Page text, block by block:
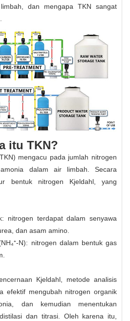
dan mengapa TKN sangat
itu TKN?
mengacu pada jumlah nitrogen
dalam air limbah. Secara
bentuk nitrogen Kjeldahl, yang
terdapat dalam senyawa
dan asam amino.
N): nitrogen dalam bentuk gas
Kjeldahl, metode analisis
efektif mengubah nitrogen organik
dan kemudian menentukan
dan titrasi. Oleh karena itu,